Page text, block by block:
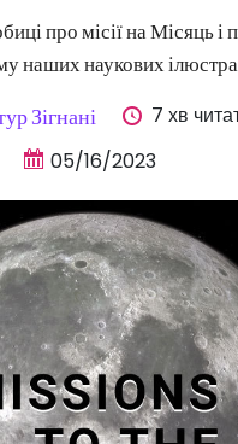
про місії на Місяць і
наших наукових
Зігнані
7 хв
05/16/2023